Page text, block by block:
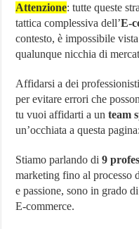
Attenzione: tutte queste
tattica complessiva dell’E-
contesto, è impossibile
qualunque nicchia di
Affidarsi a dei
per evitare errori che
tu vuoi affidarti a unteam
un’occhiata a questa
Stiamo parlando di 9
marketing fino al processo
e passione, sono in grado
E-commerce.